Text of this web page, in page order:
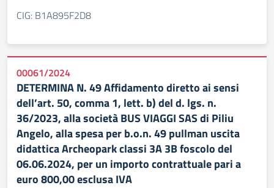
CIG: B1A895F2D8
00061/2024
DETERMINA N. 49 Affidamento diretto ai sensi
dell’art. 50, comma 1, lett. b) del d. lgs. n.
36/2023, alla società BUS VIAGGI SAS di Piliu
Angelo, alla spesa per b.o.n. 49 pullman uscita
didattica Archeopark classi 3A 3B foscolo del
06.06.2024, per un importo contrattuale pari a
euro 800,00 esclusa IVA